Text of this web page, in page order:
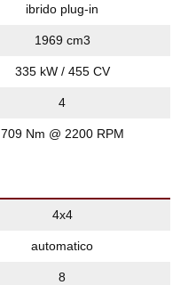
ibrido plug-in
1969 cm3
335 kW / 455 CV
4
709 Nm @ 2200 RPM
4x4
automatico
8